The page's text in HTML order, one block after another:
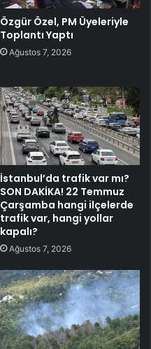
Özgür Özel, PM Üyeleriyle
Toplantı Yaptı
Ağustos 7, 2026
İstanbul’da trafik var mı?
SON DAKİKA! 22 Temmuz
Çarşamba hangi ilçelerde
trafik var, hangi yollar
kapalı?
Ağustos 7, 2026